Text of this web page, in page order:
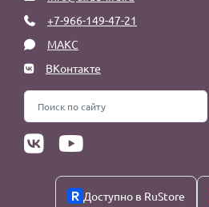
+7-966-149-47-21
МАКС
ВКонтакте
Доступно в RuStore